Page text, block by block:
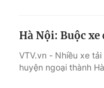
Hà Nội: Buộc
VTV.vn - Nhiều xe
huyện ngoại thành